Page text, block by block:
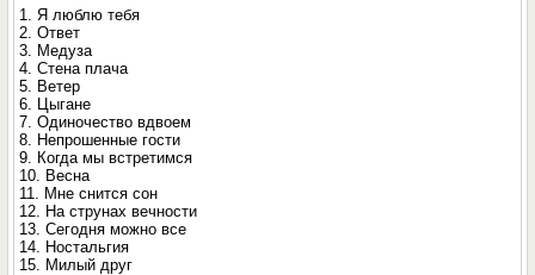
1. Я люблю тебя
2. Ответ
3. Медуза
4. Стена плача
5. Ветер
6. Цыгане
7. Одиночество вдвоем
8. Непрошенные гости
9. Когда мы встретимся
10. Весна
11. Мне снится сон
12. На струнах вечности
13. Сегодня можно все
14. Ностальгия
15. Милый друг